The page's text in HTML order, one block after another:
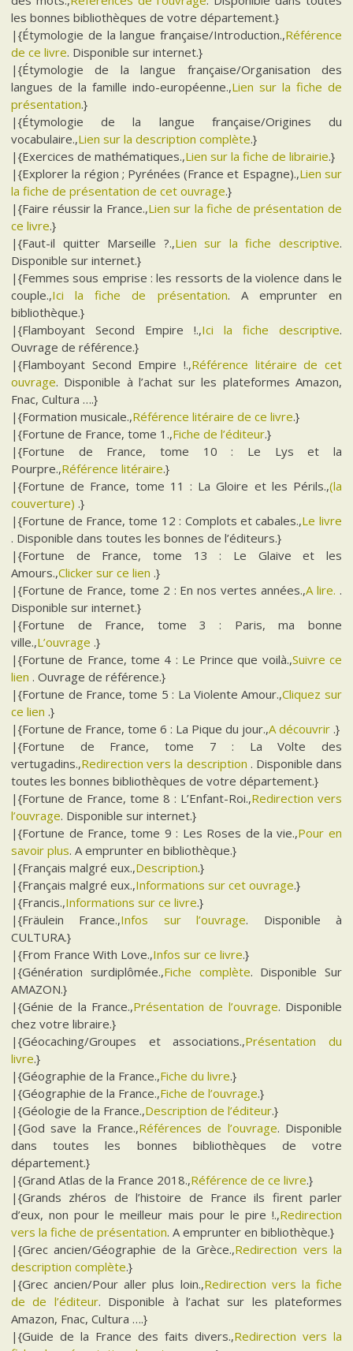
les bonnes bibliothèques de votre département.}
|{Étymologie de la langue française/Introduction.,Référence
de ce livre. Disponible sur internet.}
|{Étymologie de la langue française/Organisation des
langues de la famille indo-européenne.,Lien sur la fiche de
présentation.}
|{Étymologie de la langue française/Origines du
vocabulaire.,Lien sur la description complète.}
|{Exercices de mathématiques.,Lien sur la fiche de librairie.}
|{Explorer la région ; Pyrénées (France et Espagne).,Lien sur
la fiche de présentation de cet ouvrage.}
|{Faire réussir la France.,Lien sur la fiche de présentation de
ce livre.}
|{Faut-il quitter Marseille ?.,Lien sur la fiche descriptive.
Disponible sur internet.}
|{Femmes sous emprise : les ressorts de la violence dans le
couple.,Ici la fiche de présentation. A emprunter en
bibliothèque.}
|{Flamboyant Second Empire !.,Ici la fiche descriptive.
Ouvrage de référence.}
|{Flamboyant Second Empire !.,Référence litéraire de cet
ouvrage. Disponible à l’achat sur les plateformes Amazon,
Fnac, Cultura ….}
|{Formation musicale.,Référence litéraire de ce livre.}
|{Fortune de France, tome 1.,Fiche de l’éditeur.}
|{Fortune de France, tome 10 : Le Lys et la
Pourpre.,Référence litéraire.}
|{Fortune de France, tome 11 : La Gloire et les Périls.,(la
couverture) .}
|{Fortune de France, tome 12 : Complots et cabales.,Le livre
. Disponible dans toutes les bonnes de l’éditeurs.}
|{Fortune de France, tome 13 : Le Glaive et les
Amours.,Clicker sur ce lien .}
|{Fortune de France, tome 2 : En nos vertes années.,A lire. .
Disponible sur internet.}
|{Fortune de France, tome 3 : Paris, ma bonne
ville.,L’ouvrage .}
|{Fortune de France, tome 4 : Le Prince que voilà.,Suivre ce
lien . Ouvrage de référence.}
|{Fortune de France, tome 5 : La Violente Amour.,Cliquez sur
ce lien .}
|{Fortune de France, tome 6 : La Pique du jour.,A découvrir .}
|{Fortune de France, tome 7 : La Volte des
vertugadins.,Redirection vers la description . Disponible dans
toutes les bonnes bibliothèques de votre département.}
|{Fortune de France, tome 8 : L’Enfant-Roi.,Redirection vers
l’ouvrage. Disponible sur internet.}
|{Fortune de France, tome 9 : Les Roses de la vie.,Pour en
savoir plus. A emprunter en bibliothèque.}
|{Français malgré eux.,Description.}
|{Français malgré eux.,Informations sur cet ouvrage.}
|{Francis.,Informations sur ce livre.}
|{Fräulein France.,Infos sur l’ouvrage. Disponible à
CULTURA.}
|{From France With Love.,Infos sur ce livre.}
|{Génération surdiplômée.,Fiche complète. Disponible Sur
AMAZON.}
|{Génie de la France.,Présentation de l’ouvrage. Disponible
chez votre libraire.}
|{Géocaching/Groupes et associations.,Présentation du
livre.}
|{Géographie de la France.,Fiche du livre.}
|{Géographie de la France.,Fiche de l’ouvrage.}
|{Géologie de la France.,Description de l’éditeur.}
|{God save la France.,Références de l’ouvrage. Disponible
dans toutes les bonnes bibliothèques de votre
département.}
|{Grand Atlas de la France 2018.,Référence de ce livre.}
|{Grands zhéros de l’histoire de France ils firent parler
d’eux, non pour le meilleur mais pour le pire !.,Redirection
vers la fiche de présentation. A emprunter en bibliothèque.}
|{Grec ancien/Géographie de la Grèce.,Redirection vers la
description complète.}
|{Grec ancien/Pour aller plus loin.,Redirection vers la fiche
de de l’éditeur. Disponible à l’achat sur les plateformes
Amazon, Fnac, Cultura ….}
|{Guide de la France des faits divers.,Redirection vers la